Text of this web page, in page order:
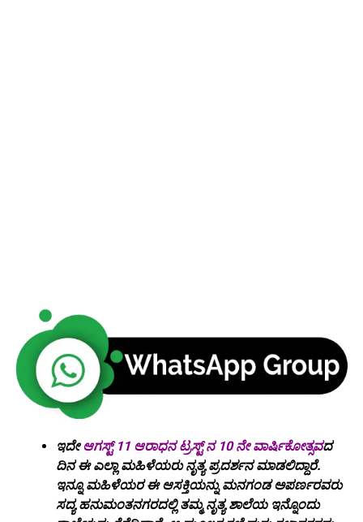
ಇದೇಆಗಸ್ಟ್ 11 ಆರಾಧನ ಟ್ರಸ್ಟ್ ನ 10 ನೇ ವಾರ್ಷಿಕೋತ್ಸವದ
ದಿನ ಈ ಎಲ್ಲಾ ಮಹಿಳೆಯರು ನೃತ್ಯ ಪ್ರದರ್ಶನ ಮಾಡಲಿದ್ದಾರೆ.
ಇನ್ನೂ ಮಹಿಳೆಯರ ಈ ಆಸಕ್ತಿಯನ್ನು ಮನಗಂಡ ಅಪರ್ಣರವರು
ಸದ್ಯ ಹನುಮಂತನಗರದಲ್ಲಿ ತಮ್ಮ‌ ನೃತ್ಯ ಶಾಲೆಯ ಇನ್ನೊಂದು